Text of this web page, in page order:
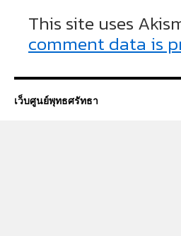
This site uses
comment data is
เว็บศูนย์พุทธศรัทธา